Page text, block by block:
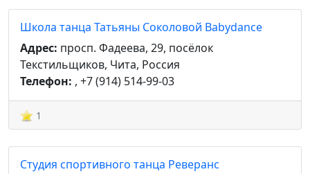
Школа танца Татьяны Соколовой Babydance
Адрес: просп. Фадеева, 29, посёлок
Текстильщиков, Чита, Россия
Телефон: , +7 (914) 514-99-03
1
Студия спортивного танца Реверанс